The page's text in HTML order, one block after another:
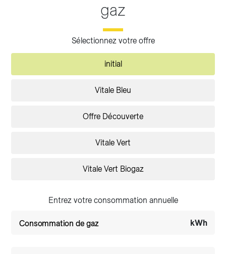
gaz
Sélectionnez votre offre
initial
Vitale Bleu
Offre Découverte
Vitale Vert
Vitale Vert Biogaz
Entrez votre consommation annuelle
Consommation de gaz kWh